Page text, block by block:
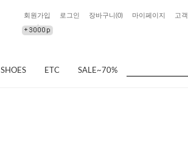
회원가입 로그인 장바구니(0) 마이페이지 고
SHOES ETC SALE~70%